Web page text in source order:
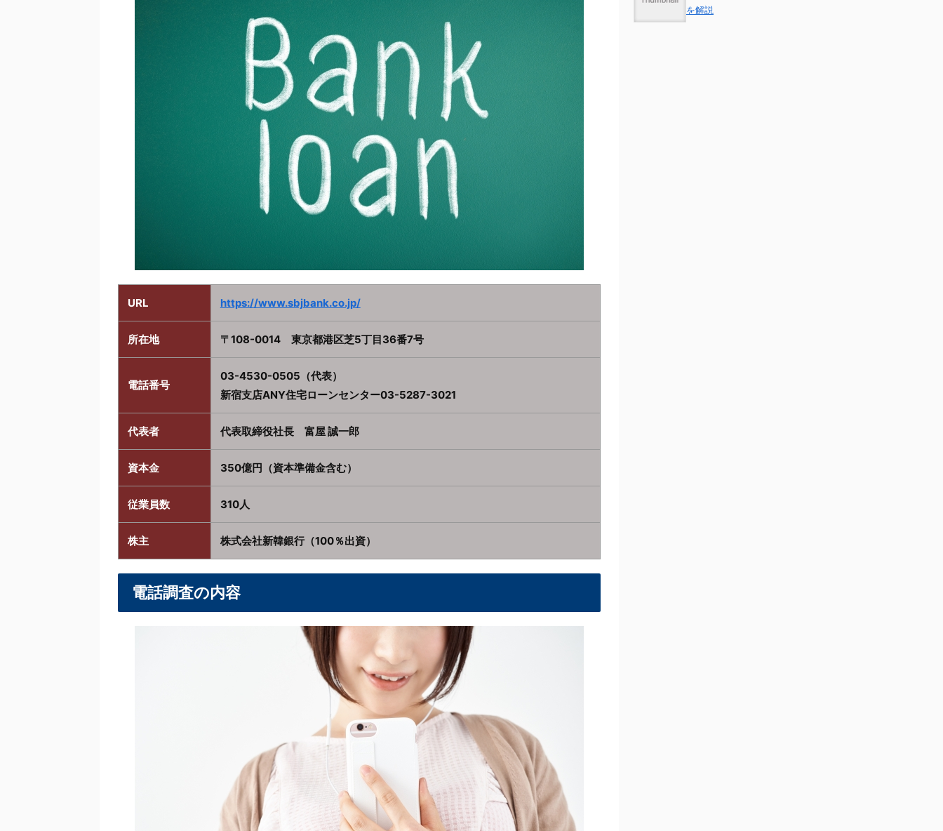
URL https://www.sbjbank.co.jp/
所在地 〒108-0014 東京都港区芝5丁目36番7号
電話番号
03-4530-0505（代表）
新宿支店ANY住宅ローンセンター03-5287-3021
代表者 代表取締役社長 富屋 誠一郎
資本金 350億円（資本準備金含む）
従業員数 310人
株主 株式会社新韓銀行（100％出資）
電話調査の内容
を解説